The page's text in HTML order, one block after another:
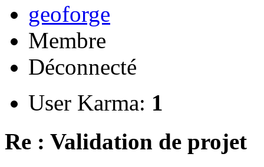
geoforge
Membre
Déconnecté
User Karma: 1
Re : Validation de projet